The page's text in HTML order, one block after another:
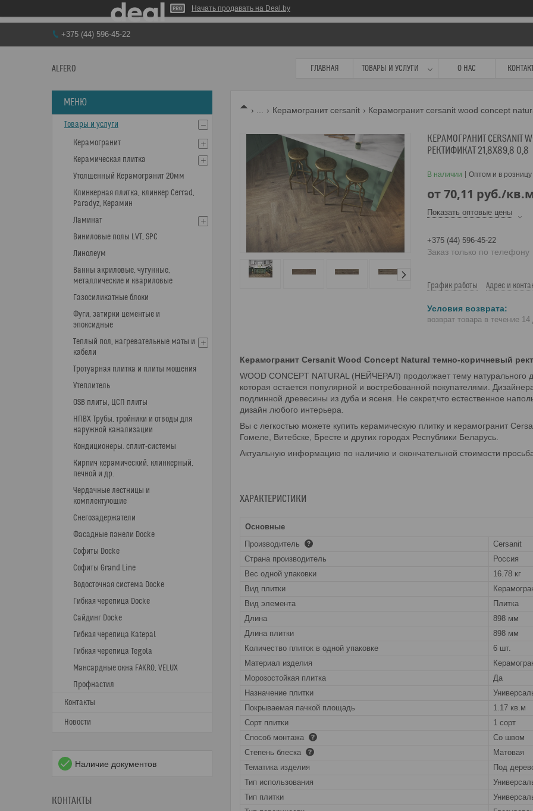
Начать продавать на Deal.by
+375 (44) 596-45-22
ALFERO ГЛАВНАЯ ТОВАРЫ И УСЛУГИ О НАС
Керамогранит cersanit Керамогранит cersanit wood concept
КЕРАМОГРАНИТ CERSANIT
РЕКТИФИКАТ 21,8X89,8 0,8
В наличии Оптом и в розницу
от70,11 руб./
Показать оптовые цены
+375 (44) 596-45-22
Заказ только по телефону
График работы Адрес и
возврат товара в течение 14
Керамогранит Cersanit Wood Concept Natural темно-коричневый
WOOD CONCEPT NATURAL (НЕЙЧЕРАЛ) продолжает тему натурального
которая остается популярной и востребованной покупателями.
подлинной древесины из дуба и ясеня. Не секрет,что естественное
дизайн любого интерьера.
Вы с легкостью можете купить керамическую плитку и керамогранит
Гомеле, Витебске, Бресте и других городах Республики Беларусь.
Актуальную информацию по наличию и окончательной стоимости
ХАРАКТЕРИСТИКИ
Основные
Производитель
Cersanit
Страна производитель
Россия
Вес одной упаковки
16.78 кг
Вид плитки
Вид элемента
Плитка
Длина
898 мм
Длина плитки
898 мм
Количество плиток в одной упаковке
6 шт.
Материал изделия
Морозостойкая плитка
Да
Назначение плитки
Покрываемая пачкой площадь
1.17 кв.м
Сорт плитки
1 сорт
Способ монтажа
Со швом
Степень блеска
Матовая
Тематика изделия
Под
Тип использования
Тип плитки
Товары и услуги
Керамогранит
Керамическая плитка
Утолщенный Керамогранит 20мм
Клинкерная плитка, клинкер Cerrad,
Paradyz, Керамин
Ламинат
Виниловые полы LVT, SPC
Линолеум
Ванны акриловые, чугунные,
металлические и квариловые
Газосиликатные блоки
Фуги, затирки цементые и
эпоксидные
Теплый пол, нагревательные маты и
кабели
Тротуарная плитка и плиты мощения
Утеплитель
OSB плиты, ЦСП плиты
НПВХ Трубы, тройники и отводы для
наружной канализации
Кондиционеры. сплит-системы
Кирпич керамический, клинкерный,
печной и др.
Чердачные лестницы и
комплектующие
Снегозадержатели
Фасадные панели Docke
Софиты Docke
Софиты Grand Line
Водосточная система Docke
Гибкая черепица Docke
Сайдинг Docke
Гибкая черепица Katepal
Гибкая черепица Tegola
Мансардные окна FAKRO, VELUX
Профнастил
Контакты
Новости
Наличие документов
КОНТАКТЫ